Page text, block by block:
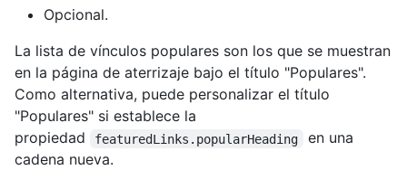
Opcional.
La lista de vínculos populares son los que se muestran
en la página de aterrizaje bajo el título "Populares".
Como alternativa, puede personalizar el título
"Populares" si establece la
propiedad
featuredLinks.popularHeading
en una
cadena nueva.